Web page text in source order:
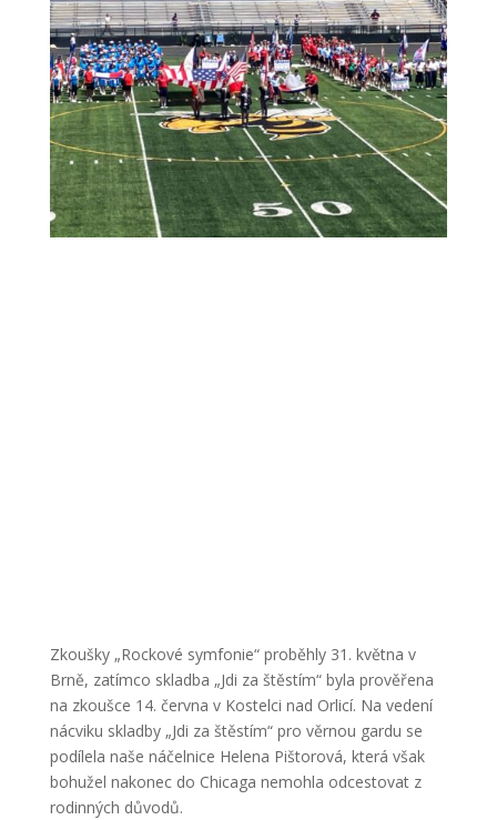
Zkoušky „Rockové symfonie“ proběhly 31. května v
Brně, zatímco skladba „Jdi za štěstím“ byla prověřena
na zkoušce 14. června v Kostelci nad Orlicí. Na vedení
nácviku skladby „Jdi za štěstím“ pro věrnou gardu se
podílela naše náčelnice Helena Pištorová, která však
bohužel nakonec do Chicaga nemohla odcestovat z
rodinných důvodů.